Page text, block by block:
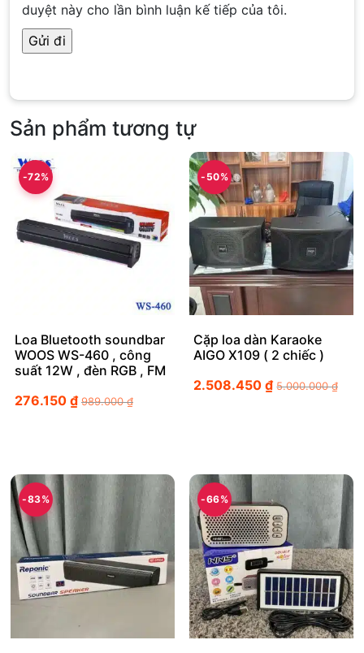
duyệt này cho lần bình luận kế tiếp của tôi.
Sản phẩm tương tự
-72%
Loa Bluetooth soundbar
WOOS WS-460 , công
suất 12W , đèn RGB , FM
276.150 ₫ 989.000₫
-50%
Cặp loa dàn Karaoke
AIGO X109 ( 2 chiếc )
2.508.450₫ 5.000.000₫
-83% -66%